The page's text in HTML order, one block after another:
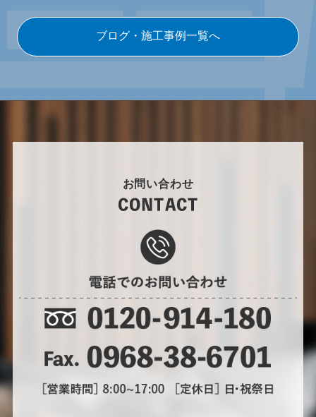
ブログ・施工事例一覧へ
お問い合わせ
CONTACT